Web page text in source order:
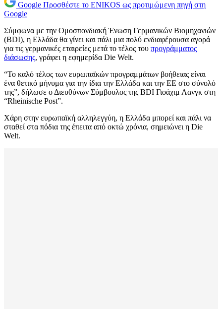
Google Προσθέστε το ENIKOS ως προτιμώμενη πηγή στη
Google
Σύμφωνα με την Ομοσπονδιακή Ένωση Γερμανικών Βιομηχανιών
(BDI), η Ελλάδα θα γίνει και πάλι μια πολύ ενδιαφέρουσα αγορά
για τις γερμανικές εταιρείες μετά το τέλος του προγράμματος
διάσωσης, γράφει η εφημερίδα Die Welt.
“Το καλό τέλος των ευρωπαϊκών προγραμμάτων βοήθειας είναι
ένα θετικό μήνυμα για την ίδια την Ελλάδα και την ΕΕ στο σύνολό
της”, δήλωσε ο Διευθύνων Σύμβουλος της BDI Γιοάχιμ Λανγκ στη
“Rheinische Post”.
Χάρη στην ευρωπαϊκή αλληλεγγύη, η Ελλάδα μπορεί και πάλι να
σταθεί στα πόδια της έπειτα από οκτώ χρόνια, σημειώνει η Die
Welt.